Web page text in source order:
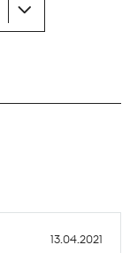
13.04.2021